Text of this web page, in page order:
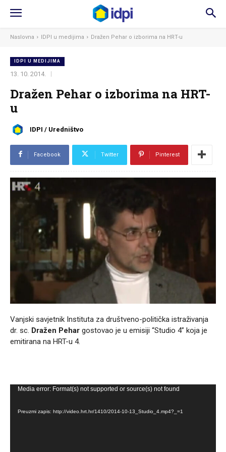
Naslovna IDPI u medijima Dražen Pehar o izborima na HRT-u
IDPI U MEDIJIMA
13. 10. 2014.
Dražen Pehar o izborima na HRT-
u
IDPI / Uredništvo
Facebook Twitter Pinterest
Vanjski savjetnik Instituta za društveno-politička istraživanja
dr. sc. Dražen Pehar gostovao je u emisiji “Studio 4” koja je
emitirana na HRT-u 4.
Media error: Format(s) not supported or source(s) not found
Preuzmi zapis: http://video.hrt.hr/1410/2014-10-13_Studio_4.mp4?_=1